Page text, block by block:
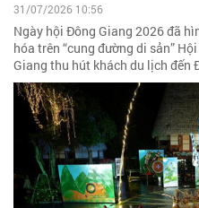
31/07/2026 10:56
Ngày hội Đông Giang 2026 đã
hóa trên “cung đường di sản”
Giang thu hút khách du lịch đến